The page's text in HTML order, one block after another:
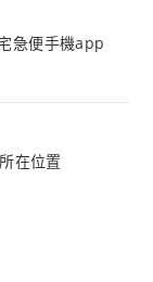
急便手機app
在位置